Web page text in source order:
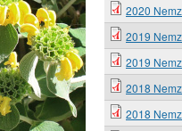
2020
2019
2019
2018
2018